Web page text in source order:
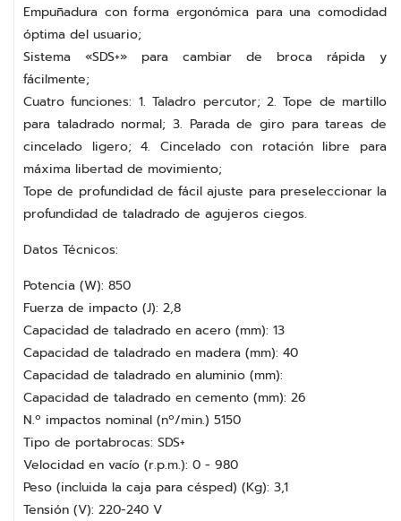
Empuñadura con forma ergonómica para una comodidad
óptima del usuario;
Sistema «SDS+» para cambiar de broca rápida y
fácilmente;
Cuatro funciones: 1. Taladro percutor; 2. Tope de martillo
para taladrado normal; 3. Parada de giro para tareas de
cincelado ligero; 4. Cincelado con rotación libre para
máxima libertad de movimiento;
Tope de profundidad de fácil ajuste para preseleccionar la
profundidad de taladrado de agujeros ciegos.
Datos Técnicos:
Potencia (W): 850
Fuerza de impacto (J): 2,8
Capacidad de taladrado en acero (mm): 13
Capacidad de taladrado en madera (mm): 40
Capacidad de taladrado en aluminio (mm):
Capacidad de taladrado en cemento (mm): 26
N.º impactos nominal (nº/min.) 5150
Tipo de portabrocas: SDS+
Velocidad en vacío (r.p.m.): 0 - 980
Peso (incluida la caja para césped) (Kg): 3,1
Tensión (V): 220-240 V